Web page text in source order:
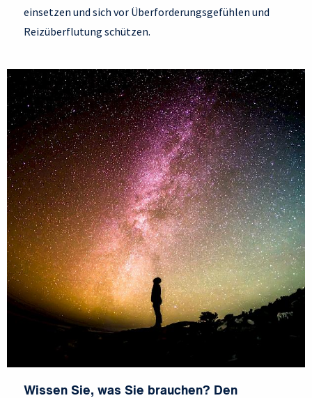
einsetzen und sich vor Überforderungsgefühlen und
Reizüberflutung schützen.
Wissen Sie, was Sie brauchen? Den